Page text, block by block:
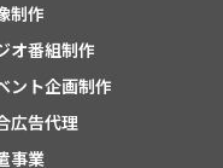
制作
オ番組制作
ント企画制作
広告代理
事業